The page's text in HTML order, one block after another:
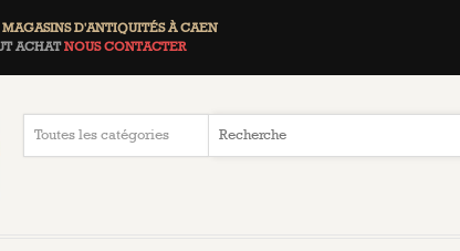
MAGASINS D'ANTIQUITÉS À CAEN
ACHATNOUS CONTACTER